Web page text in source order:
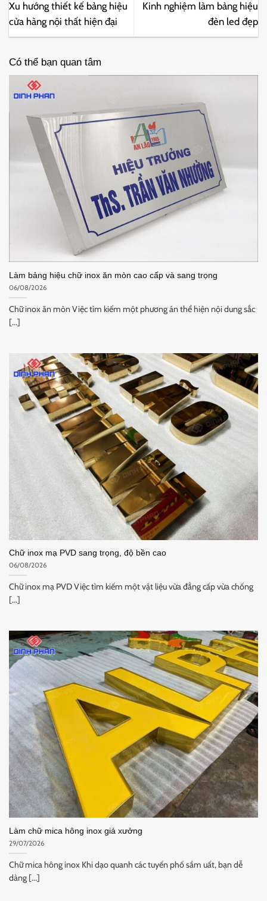
Xu hướng thiết kế bảng hiệu
cửa hàng nội thất hiện đại
Kinh nghiệm làm bảng hiệu
đèn led đẹp
Có thể bạn quan tâm
Làm bảng hiệu chữ inox ăn mòn cao cấp và sang trọng
06/08/2026
Chữ inox ăn mòn Việc tìm kiếm một phương án thể hiện nội dung sắc
[...]
Chữ inox mạ PVD sang trọng, độ bền cao
06/08/2026
Chữ inox mạ PVD Việc tìm kiếm một vật liệu vừa đẳng cấp vừa chống
[...]
Làm chữ mica hông inox giá xưởng
29/07/2026
Chữ mica hông inox Khi dạo quanh các tuyến phố sầm uất, bạn dễ
dàng [...]